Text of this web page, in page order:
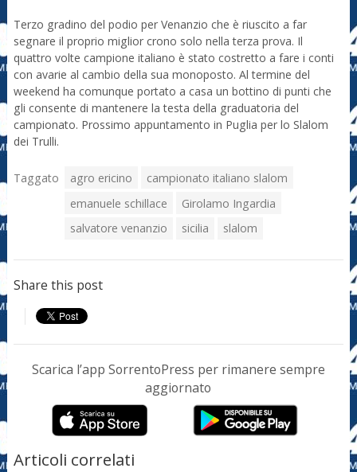
Terzo gradino del podio per Venanzio che è riuscito a far
segnare il proprio miglior crono solo nella terza prova. Il
quattro volte campione italiano è stato costretto a fare i conti
con avarie al cambio della sua monoposto. Al termine del
weekend ha comunque portato a casa un bottino di punti che
gli consente di mantenere la testa della graduatoria del
campionato. Prossimo appuntamento in Puglia per lo Slalom
dei Trulli.
Taggato agro ericino
campionato italiano slalom
emanuele schillace
Girolamo Ingardia
salvatore venanzio
sicilia slalom
Share this post
Scarica l’app SorrentoPress per rimanere sempre
aggiornato
Articoli correlati